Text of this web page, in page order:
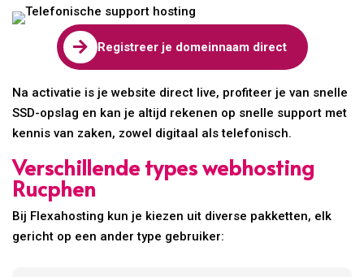
 Registreer je domeinnaam direct
Na activatie is je website direct live, profiteer je van snelle
SSD-opslag en kan je altijd rekenen op snelle support met
kennis van zaken, zowel digitaal als telefonisch.
Verschillende types webhosting
Rucphen
Bij Flexahosting kun je kiezen uit diverse pakketten, elk
gericht op een ander type gebruiker: